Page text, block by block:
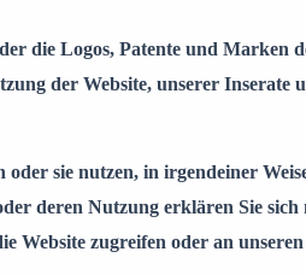
die Logos, Patente und Marken
der Website, unserer Inserate
sie nutzen, in irgendeiner
deren Nutzung erklären Sie sich
Website zugreifen oder an